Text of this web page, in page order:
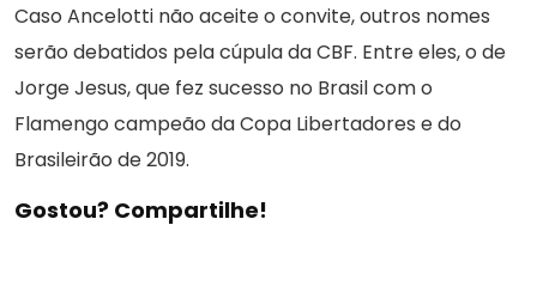
Caso Ancelotti não aceite o convite, outros nomes
serão debatidos pela cúpula da CBF. Entre eles, o de
Jorge Jesus, que fez sucesso no Brasil com o
Flamengo campeão da Copa Libertadores e do
Brasileirão de 2019.
Gostou? Compartilhe!